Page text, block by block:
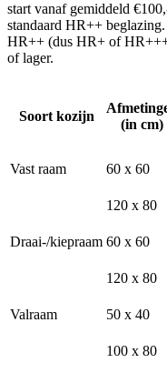
start vanaf gemiddeld
standaard HR++
HR++ (dus HR+ of
of lager.
Soort kozijn
(in cm)
Vast raam 60 x 60
120 x 80
Draai-/kiepraam 60 x 60
120 x 80
Valraam 50 x 40
100 x 80